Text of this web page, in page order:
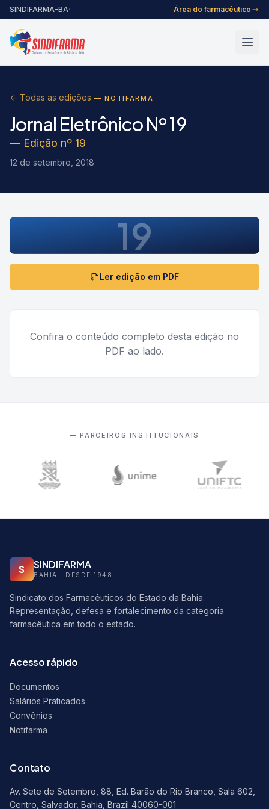
Pular para o conteúdo
SINDIFARMA-BA· Área do farmacêutico
← Todas as edições — NOTIFARMA
Jornal Eletrônico Nº 19
— Edição nº 19
12 de setembro, 2018
19
Ler edição em PDF
Confira o conteúdo completo desta edição no
PDF ao lado.
— PARCEIROS INSTITUCIONAIS
S SINDIFARMA
BAHIA · DESDE 1948
Sindicato dos Farmacêuticos do Estado da Bahia.
Representação, defesa e fortalecimento da categoria
farmacêutica em todo o estado.
Acesso rápido
Documentos
Salários Praticados
Convênios
Notifarma
Contato
Av. Sete de Setembro, 88, Ed. Barão do Rio Branco, Sala 602,
Centro, Salvador, Bahia, Brazil 40060-001